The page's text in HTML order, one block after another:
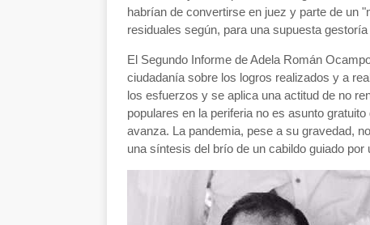
habrían de convertirse en juez y parte de un
residuales según, para una supuesta
El Segundo Informe de Adela Román
ciudadanía sobre los logros realizados y a
los esfuerzos y se aplica una actitud de no
populares en la periferia no es asunto
avanza. La pandemia, pese a su gravedad,
una síntesis del brío de un cabildo guiado